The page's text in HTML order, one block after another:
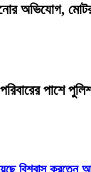
অভিযোগ,
পাশে